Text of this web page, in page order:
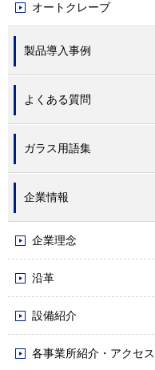
オートクレーブ
製品導入事例
よくある質問
ガラス用語集
企業情報
企業理念
沿革
設備紹介
各事業所紹介・アクセス